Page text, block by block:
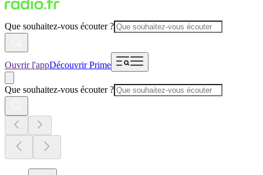
Que souhaitez-vous écouter ?
Ouvrir l'appDécouvrir Prime
Que souhaitez-vous écouter ?